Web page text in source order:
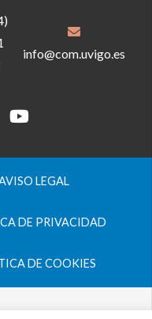
info@com.uvigo.es
LEGAL
DE PRIVACIDAD
DE COOKIES